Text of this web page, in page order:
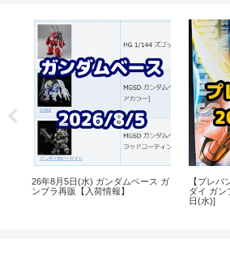
26年8月5日(水) ガンダムベース ガ
ンプラ再販【入荷情報】
【プレバ
ダイ ガン
日(水)]